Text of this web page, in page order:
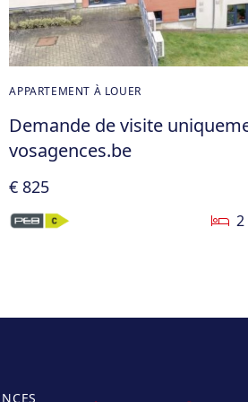
APPARTEMENT À LOUER
Demande de visite
vosagences.be
€ 825
2